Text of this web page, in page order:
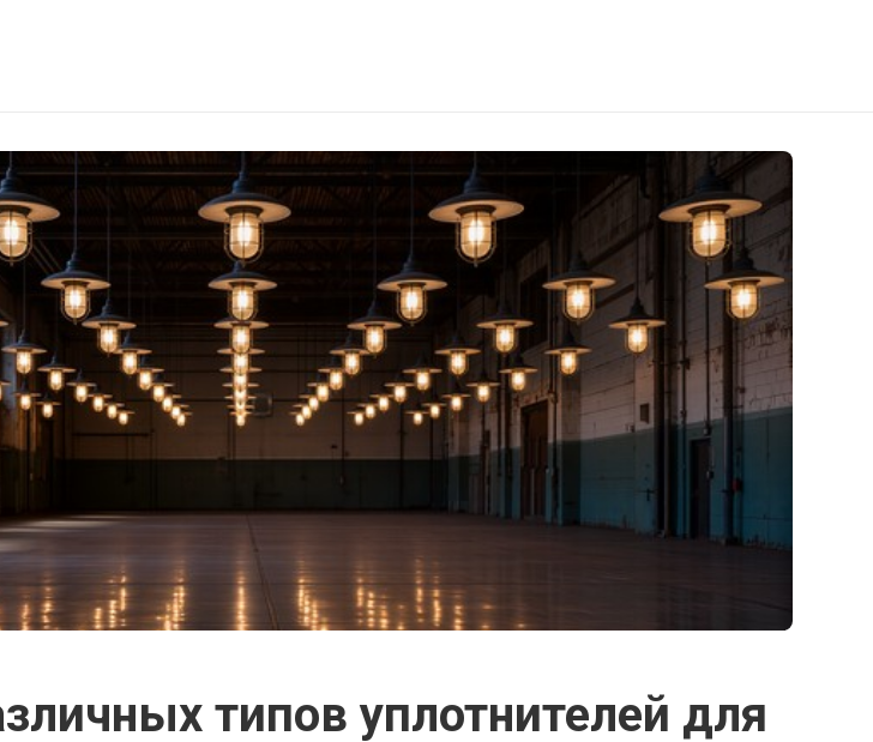
типов уплотнителей для